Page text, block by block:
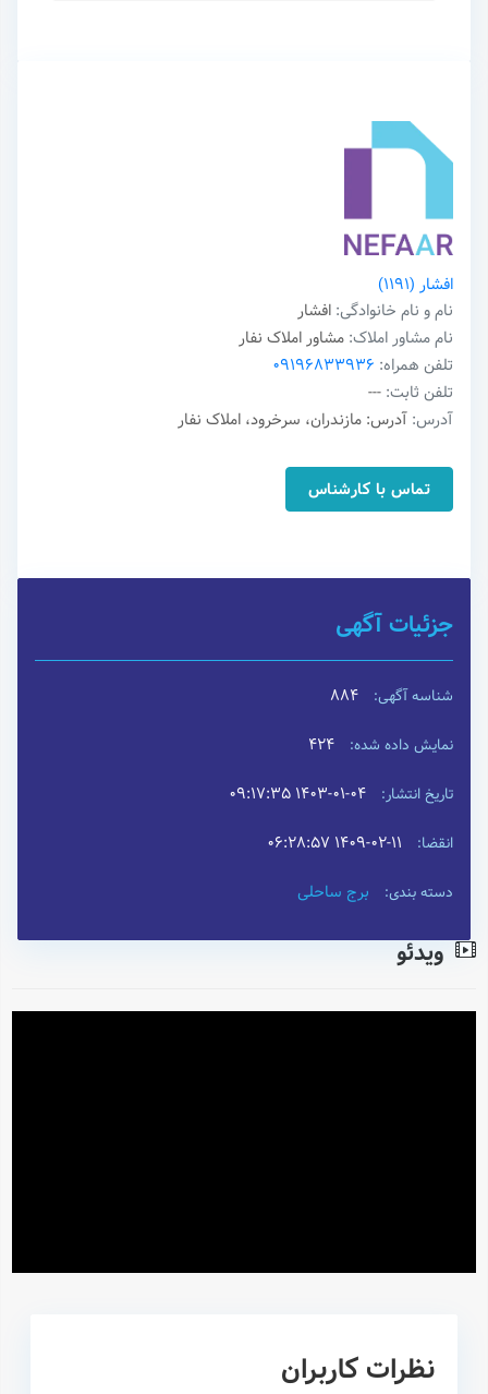
افشار (1191)
نام و نام خانوادگی: افشار
نام مشاور املاک: مشاور املاک نفار
تلفن همراه: 09196833936
تلفن ثابت: ---
آدرس: آدرس: مازندران، سرخرود، املاک نفار
تماس با کارشناس
جزئیات آگهی
شناسه آگهی: 884
نمایش داده شده: 424
تاریخ انتشار: ۱۴۰۳-۰۱-۰۴ ۰۹:۱۷:۳۵
انقضا: ۱۴۰۹-۰۲-۱۱ ۰۶:۲۸:۵۷
دسته بندی: برج ساحلی
ویدئو
نظرات کاربران